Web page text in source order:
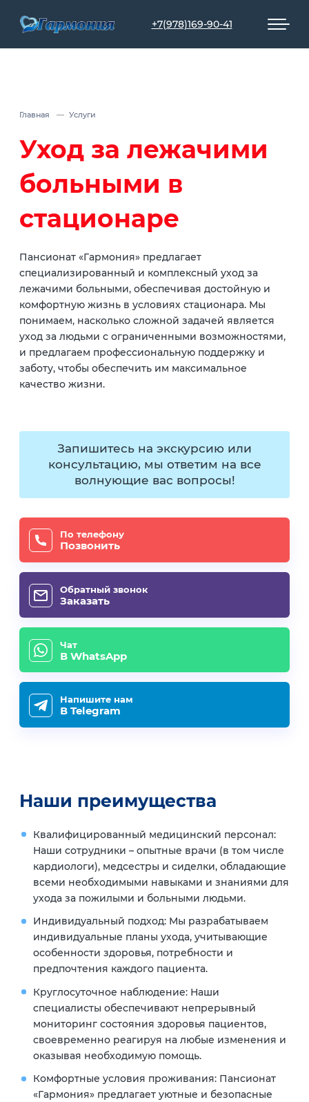
+7(978)169-90-41
Главная Услуги
Уход за лежачими
больными в
стационаре
Пансионат «Гармония» предлагает
специализированный и комплексный уход за
лежачими больными, обеспечивая достойную и
комфортную жизнь в условиях стационара. Мы
понимаем, насколько сложной задачей является
уход за людьми с ограниченными возможностями,
и предлагаем профессиональную поддержку и
заботу, чтобы обеспечить им максимальное
качество жизни.
Запишитесь на экскурсию или
консультацию, мы ответим на все
волнующие вас вопросы!
По телефону
Позвонить
Обратный звонок
Заказать
Чат
В WhatsApp
Напишите нам
В Telegram
Наши преимущества
Квалифицированный медицинский персонал:
Наши сотрудники – опытные врачи (в том числе
кардиологи), медсестры и сиделки, обладающие
всеми необходимыми навыками и знаниями для
ухода за пожилыми и больными людьми.
Индивидуальный подход:Мы разрабатываем
индивидуальные планы ухода, учитывающие
особенности здоровья, потребности и
предпочтения каждого пациента.
Круглосуточное наблюдение:Наши
специалисты обеспечивают непрерывный
мониторинг состояния здоровья пациентов,
своевременно реагируя на любые изменения и
оказывая необходимую помощь.
Комфортные условия проживания:Пансионат
«Гармония» предлагает уютные и безопасные